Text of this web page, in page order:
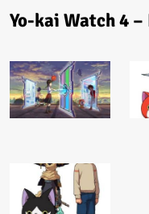
Yo-kai Watch 4